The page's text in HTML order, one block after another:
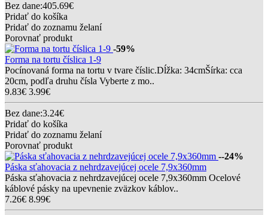
Bez dane:405.69€
Pridať do košíka
Pridať do zoznamu želaní
Porovnať produkt
-59%
Forma na tortu číslica 1-9
Pocínovaná forma na tortu v tvare číslic.Dĺžka: 34cmŠírka: cca
20cm, podľa druhu čísla Vyberte z mo..
9.83€ 3.99€
Bez dane:3.24€
Pridať do košíka
Pridať do zoznamu želaní
Porovnať produkt
--24%
Páska sťahovacia z nehrdzavejúcej ocele 7,9x360mm
Páska sťahovacia z nehrdzavejúcej ocele 7,9x360mm Ocelové
káblové pásky na upevnenie zväzkov káblov..
7.26€ 8.99€